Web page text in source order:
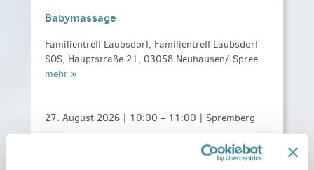
Babymassage
Familientreff Laubsdorf, Familientreff Laubsdorf
SOS, Hauptstraße 21, 03058 Neuhausen/ Spree
mehr »
27. August 2026 | 10:00 – 11:00 | Spremberg
Fitness f. Mütter in Schwangerschaft und